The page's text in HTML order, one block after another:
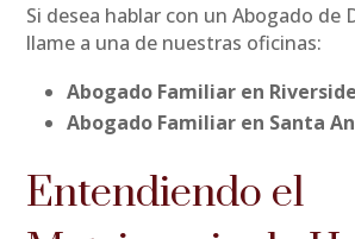
Si desea hablar con un Abogado de
llame a una de nuestras oficinas:
Abogado Familiar en
Abogado Familiar en Santa
Entendiendo el